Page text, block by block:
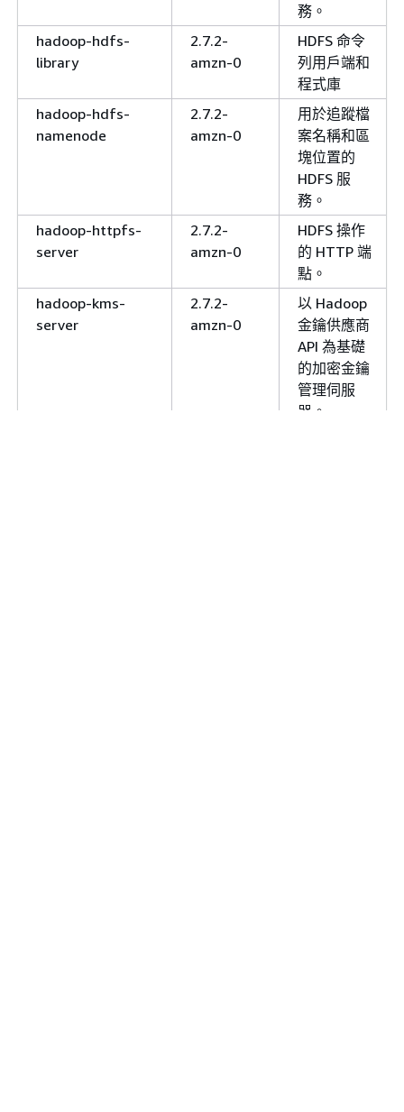
務。
hadoop-hdfs-
library
2.7.2-
amzn-0
HDFS 命令
列用戶端和
程式庫
hadoop-hdfs-
namenode
2.7.2-
amzn-0
用於追蹤檔
案名稱和區
塊位置的
HDFS 服
務。
hadoop-httpfs-
server
2.7.2-
amzn-0
HDFS 操作
的 HTTP 端
點。
hadoop-kms-
server
2.7.2-
amzn-0
以 Hadoop
金鑰供應商
API 為基礎
的加密金鑰
管理伺服
器。